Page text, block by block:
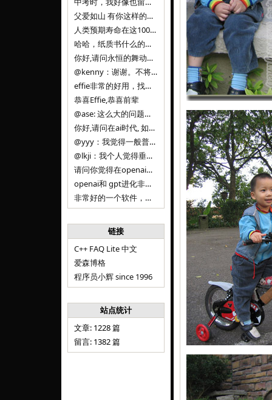
父爱如山 有你这样的父亲做后盾，可乐未来的路一定会走得踏实又精彩
人类预期寿命在这100年，每2-3年增长一岁，到你们这一代大概率能到100岁，46岁还是正当年,可能不是八九点中的太阳了，但还是1
哈哈，纸质书什么的目前没有打算和计划，微信读书我不太熟悉，研究看看。目前，我只发在自己博客和起点上。关于小说内容方面，谢谢你的建议
你好,请问永恒的舞动什么时候可以出版纸质书,或者登陆微信读书.另外小说内容能不能更大气一些,不要只是局限于与一对男女的爱情和ai安
@kenny：谢谢。不将GIF显示为动图，主要是考虑到Effie本身的“极简、无干扰”的设计哲学，动图无疑是“干扰”之一。
effie非常的好用，找了很多年，终于找到这款，已经推荐给身边不少朋友使用和付费。有个小建议，文档里面是否可以增加gif的动图显示
恭喜Effie,恭喜前辈
@ase: 这么大的问题，我觉得我并没有答案。又或者说，每个人（公司）有自己的答案。
你好,请问在ai时代, 如何做软件. 是像以前那样,先构建软件的功能界面和服务,比如Office,嘀嘀打车,airbnb那样的界面
@yyy：我觉得一般普通人（非技术类以及非AI专业领域的人）会接触到的大语言模型肯定是大厂的超级模型。开源模型以后会更多被用在垂直
@lkji：我个人觉得垂直模型会自成一条发展线路的。AI 落地实际应用，一定还是垂直领域会更多。只是，垂直领域每个领域都不大，所以
请问你觉得在openai大语言模型一日千里的情况下，人们还需要去了解学习理解使用开源模型吗，还是说只需要使用openai的大语言模
openai和 gpt进化非常快， 还有垂直模型的机会吗
非常好的一个软件，恭喜。
链接
C++ FAQ Lite 中文
爱森博格
程序员小辉 since 1996
站点统计
文章: 1228 篇
留言: 1382 篇